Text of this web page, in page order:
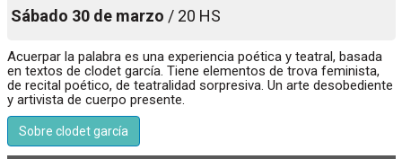
Sábado 30 de marzo / 20 HS
Acuerpar la palabra es una experiencia poética y teatral, basada
en textos de clodet garcía. Tiene elementos de trova feminista,
de recital poético, de teatralidad sorpresiva. Un arte desobediente
y artivista de cuerpo presente.
Sobre clodet garcía